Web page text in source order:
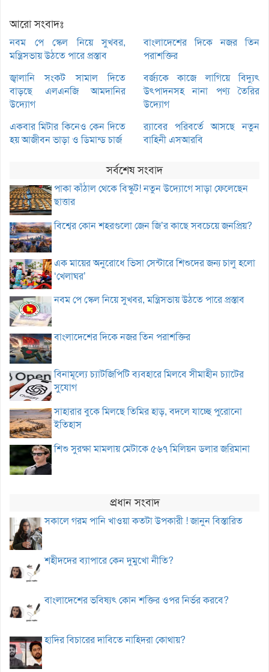
আরো সংবাদঃ
নবম পে স্কেল নিয়ে সুখবর,
মন্ত্রিসভায় উঠতে পারে প্রস্তাব
বাংলাদেশের দিকে নজর তিন
পরাশক্তির
জ্বালানি সংকট সামাল দিতে
বাড়ছে এলএনজি আমদানির
উদ্যোগ
বর্জ্যকে কাজে লাগিয়ে বিদ্যুৎ
উৎপাদনসহ নানা পণ্য তৈরির
উদ্যোগ
একবার মিটার কিনেও কেন দিতে
হয় আজীবন ভাড়া ও ডিমান্ড চার্জ
র‌্যাবের পরিবর্তে আসছে নতুন
বাহিনী এসআরবি
সর্বশেষ সংবাদ
পাকা কাঁঠাল থেকে বিস্কুট! নতুন উদ্যোগে সাড়া ফেলেছেন
ছাত্তার
বিশ্বের কোন শহরগুলো জেন জি’র কাছে সবচেয়ে জনপ্রিয়?
এক মায়ের অনুরোধে ভিসা সেন্টারে শিশুদের জন্য চালু হলো
‘খেলাঘর’
নবম পে স্কেল নিয়ে সুখবর, মন্ত্রিসভায় উঠতে পারে প্রস্তাব
বাংলাদেশের দিকে নজর তিন পরাশক্তির
বিনামূল্যে চ্যাটজিপিটি ব্যবহারে মিলবে সীমাহীন চ্যাটের
সুযোগ
সাহারার বুকে মিলছে তিমির হাড়, বদলে যাচ্ছে পুরোনো
ইতিহাস
শিশু সুরক্ষা মামলায় মেটাকে ৫৬৭ মিলিয়ন ডলার জরিমানা
প্রধান সংবাদ
সকালে গরম পানি খাওয়া কতটা উপকারী ! জানুন বিস্তারিত
শহীদদের ব্যাপারে কেন দুমুখো নীতি?
বাংলাদেশের ভবিষ্যৎ কোন শক্তির ওপর নির্ভর করবে?
হাদির বিচারের দাবিতে নাহিদরা কোথায়?